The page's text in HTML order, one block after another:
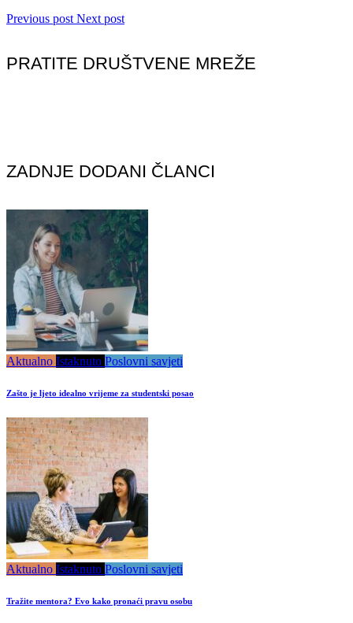
Previous post Next post
PRATITE DRUŠTVENE MREŽE
ZADNJE DODANI ČLANCI
Aktualno Istaknuto Poslovni savjeti
Zašto je ljeto idealno vrijeme za studentski posao
Aktualno Istaknuto Poslovni savjeti
Tražite mentora? Evo kako pronaći pravu osobu